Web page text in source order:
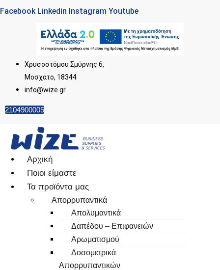
Facebook Linkedin Instagram Youtube
Χρυσοστόμου Σμύρνης 6,
Μοσχάτο, 18344
info@wize.gr
2104900005
Αρχική
Ποιοι είμαστε
Τα προϊόντα μας
Απορρυπαντικά
Απολυμαντικά
Δαπέδου – Επιφανειών
Αρωματισμού
Δοσομετρικά
Απορρυπαντικών